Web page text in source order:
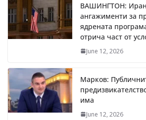
ВАШИНГТОН:
ангажименти за
ядрената
отрича част от
June 12, 2026
Марков:
има
June 12, 2026